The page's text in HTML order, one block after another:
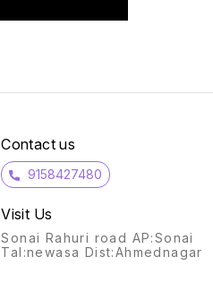
Contact us
9158427480
Visit Us
Sonai Rahuri road AP:Sonai
Tal:newasa Dist:Ahmednagar